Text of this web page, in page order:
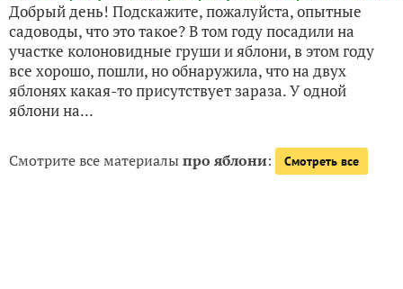
Добрый день! Подскажите, пожалуйста, опытные
садоводы, что это такое? В том году посадили на
участке колоновидные груши и яблони, в этом году
все хорошо, пошли, но обнаружила, что на двух
яблонях какая-то присутствует зараза. У одной
яблони на...
Смотрите все материалыпро яблони: Смотреть все